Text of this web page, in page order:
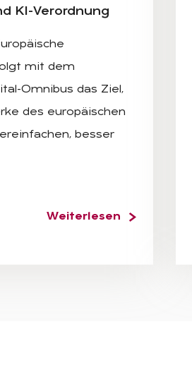
KI-Ver­ord­nung
mit dem
Omnibus das Ziel,
des europäischen
besser
Weiterlesen